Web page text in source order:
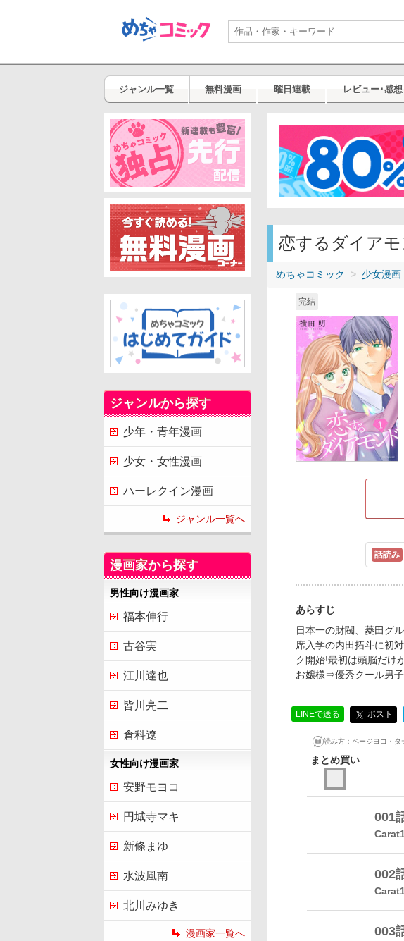
ジャンル一覧 無料漫画 曜日連載 レビュー･感想
恋するダイアモ
めちゃコミック 少女漫画
完結
あらすじ
日本一の財閥、菱田グ
席入学の内田拓斗に初
ク開始!最初は頭脳だけ
お嬢様⇒優秀クール男
LINEで送る ポスト
読み方： ページヨコ・タ
まとめ買い
001
002
003
ジャンルから探す
少年・青年漫画
少女・女性漫画
ハーレクイン漫画
ジャンル一覧へ
漫画家から探す
男性向け漫画家
福本伸行
古谷実
江川達也
皆川亮二
倉科遼
女性向け漫画家
安野モヨコ
円城寺マキ
新條まゆ
水波風南
北川みゆき
漫画家一覧へ